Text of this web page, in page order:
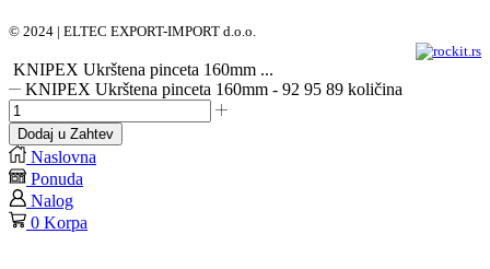
© 2024 | ELTEC EXPORT-IMPORT d.o.o.
KNIPEX Ukrštena pinceta 160mm ...
KNIPEX Ukrštena pinceta 160mm - 92 95 89 količina
Dodaj u Zahtev
Naslovna
Ponuda
Nalog
0 Korpa